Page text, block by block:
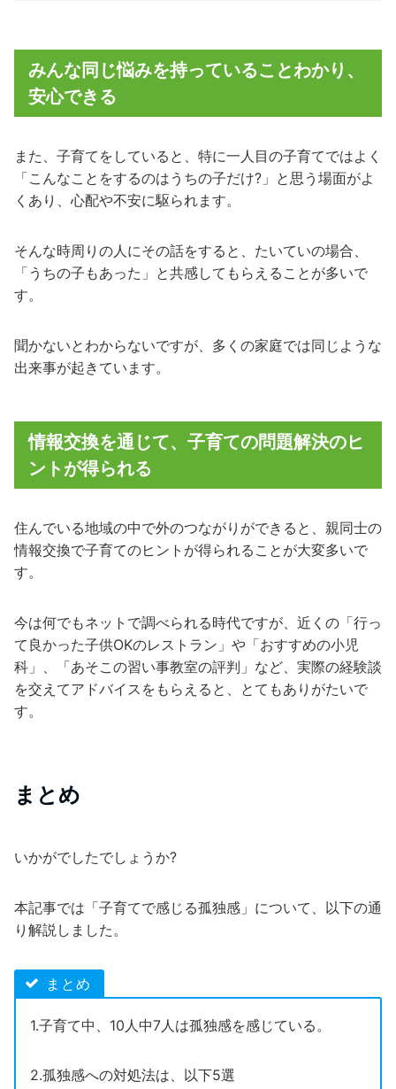
みんな同じ悩みを持っていることわかり、
安心できる
また、子育てをしていると、特に一人目の子育てではよく
「こんなことをするのはうちの子だけ?」と思う場面がよ
くあり、心配や不安に駆られます。
そんな時周りの人にその話をすると、たいていの場合、
「うちの子もあった」と共感してもらえることが多いで
す。
聞かないとわからないですが、多くの家庭では同じような
出来事が起きています。
情報交換を通じて、子育ての問題解決のヒ
ントが得られる
住んでいる地域の中で外のつながりができると、親同士の
情報交換で子育てのヒントが得られることが大変多いで
す。
今は何でもネットで調べられる時代ですが、近くの「行っ
て良かった子供OKのレストラン」や「おすすめの小児
科」、「あそこの習い事教室の評判」など、実際の経験談
を交えてアドバイスをもらえると、とてもありがたいで
す。
まとめ
いかがでしたでしょうか?
本記事では「子育てで感じる孤独感」について、以下の通
り解説しました。
まとめ
1.子育て中、10人中7人は孤独感を感じている。
2.孤独感への対処法は、以下5選